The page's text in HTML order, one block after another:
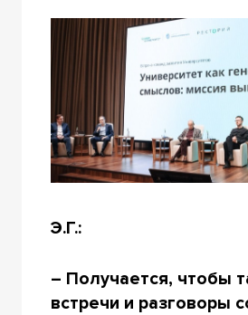
Э.Г.:
– Получается, чтобы
встречи и разговоры